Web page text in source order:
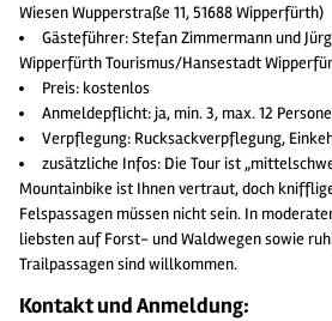
Wiesen Wupperstraße 11, 51688 Wipperfürth)
Gästeführer: Stefan Zimmermann und
Wipperfürth Tourismus/Hansestadt
Preis: kostenlos
Anmeldepflicht: ja, min. 3, max. 12
Verpflegung: Rucksackverpflegung,
zusätzliche Infos: Die Tour ist
Mountainbike ist Ihnen vertraut, doch
Felspassagen müssen nicht sein. In
liebsten auf Forst- und Waldwegen sowie
Trailpassagen sind willkommen.
Kontakt und Anmeldung: